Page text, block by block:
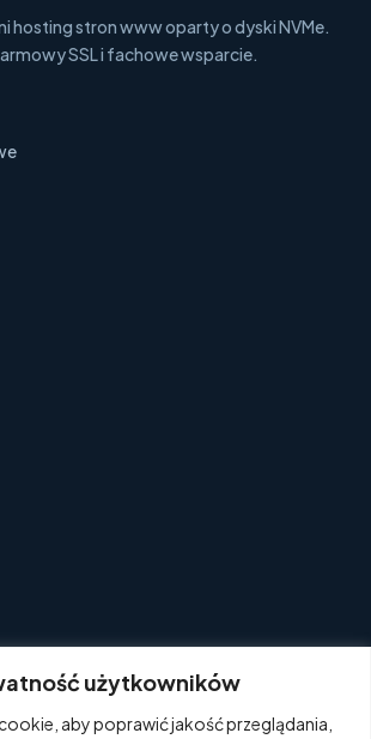
użytkowników
aby poprawić jakość przeglądania,
hosting stron www oparty o dyski NVMe.
SSL i fachowe wsparcie.